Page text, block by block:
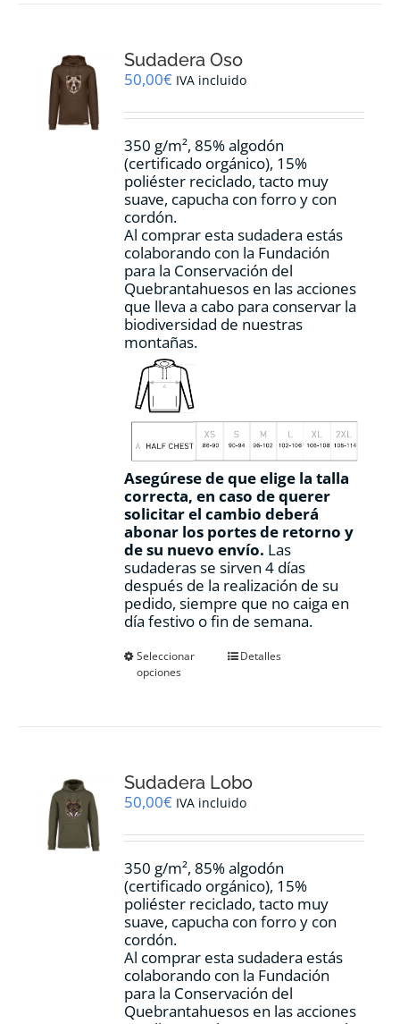
se
pueden
en
página
de
producto
Sudadera Oso
50,00€ IVA incluido
350 g/m², 85% algodón
(certificado orgánico), 15%
poliéster reciclado, tacto muy
suave, capucha con forro y con
cordón.
Al comprar esta sudadera estás
colaborando con la Fundación
para la Conservación del
Quebrantahuesos en las acciones
que lleva a cabo para conservar la
biodiversidad de nuestras
montañas.
Asegúrese de que elige la talla
correcta, en caso de querer
solicitar el cambio deberá
abonar los portes de retorno y
de su nuevo envío. Las
sudaderas se sirven 4 días
después de la realización de su
pedido, siempre que no caiga en
día festivo o fin de semana.
Seleccionar
opciones
Este
se
pueden
en
página
de
producto
Detalles
Sudadera Lobo
50,00€ IVA incluido
350 g/m², 85% algodón
(certificado orgánico), 15%
poliéster reciclado, tacto muy
suave, capucha con forro y con
cordón.
Al comprar esta sudadera estás
colaborando con la Fundación
para la Conservación del
Quebrantahuesos en las acciones